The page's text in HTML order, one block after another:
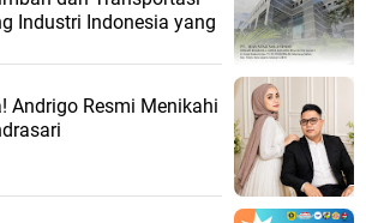
Industri Indonesia yang
Andrigo Resmi Menikahi